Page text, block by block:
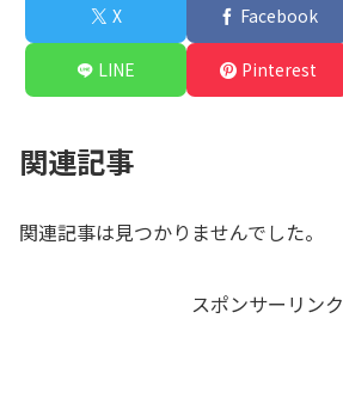
X Facebook
LINE Pinterest
関連記事
関連記事は見つかりませんでした。
スポンサーリンク